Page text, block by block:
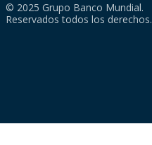
© 2025 Grupo Banco Mundial.
Reservados todos los derechos.